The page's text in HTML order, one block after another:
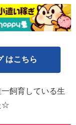
はこちら
飼育している生
☆